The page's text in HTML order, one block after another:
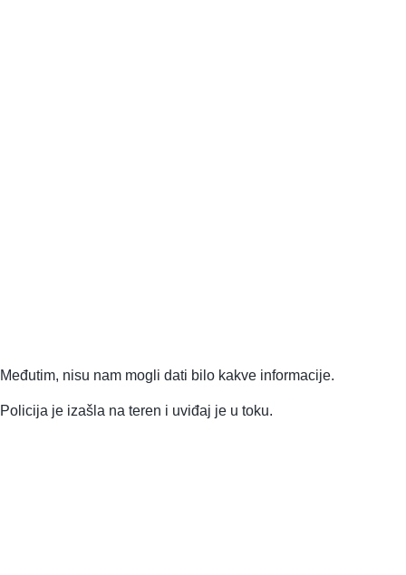
Međutim, nisu nam mogli dati bilo kakve informacije.
Policija je izašla na teren i uviđaj je u toku.